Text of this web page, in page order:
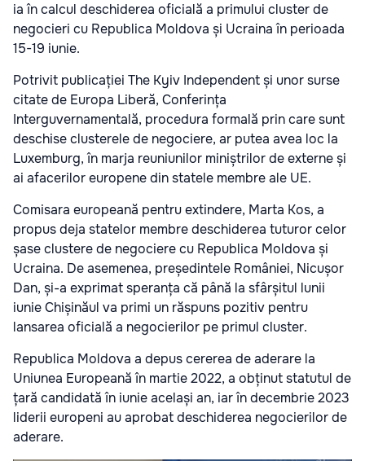
ia în calcul deschiderea oficială a primului cluster de
negocieri cu Republica Moldova și Ucraina în perioada
15-19 iunie.
Potrivit publicației The Kyiv Independent și unor surse
citate de Europa Liberă, Conferința
Interguvernamentală, procedura formală prin care sunt
deschise clusterele de negociere, ar putea avea loc la
Luxemburg, în marja reuniunilor miniștrilor de externe și
ai afacerilor europene din statele membre ale UE.
Comisara europeană pentru extindere, Marta Kos, a
propus deja statelor membre deschiderea tuturor celor
șase clustere de negociere cu Republica Moldova și
Ucraina. De asemenea, președintele României, Nicușor
Dan, și-a exprimat speranța că până la sfârșitul lunii
iunie Chișinăul va primi un răspuns pozitiv pentru
lansarea oficială a negocierilor pe primul cluster.
Republica Moldova a depus cererea de aderare la
Uniunea Europeană în martie 2022, a obținut statutul de
țară candidată în iunie același an, iar în decembrie 2023
liderii europeni au aprobat deschiderea negocierilor de
aderare.